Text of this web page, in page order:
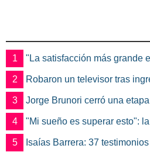
1 "La satisfacción más grande es ver a un alumno trabajando":
2 Robaron un televisor tras ingresar a un
3 Jorge Brunori cerró una etapa de 41 años en el
4 "Mi sueño es superar esto": la carrera de
5 Isaías Barrera: 37 testimonios y